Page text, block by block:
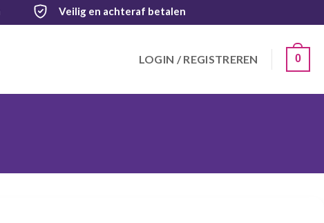
Veilig en achteraf betalen
LOGIN / REGISTREREN 0